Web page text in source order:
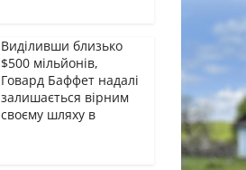
Виділивши близько
$500 мільйонів,
Говард Баффет надалі
залишається вірним
своєму шляху в